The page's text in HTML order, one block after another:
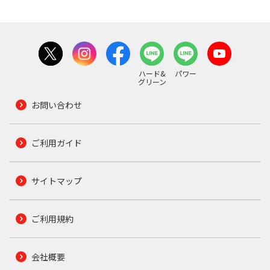
ハード&
グリーン
パワー
お問い合わせ
ご利用ガイド
サイトマップ
ご利用規約
会社概要